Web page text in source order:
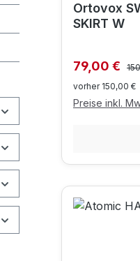
Ortovox
SKIRT W
79,00 €
vorher 150,00 €
Preise inkl.